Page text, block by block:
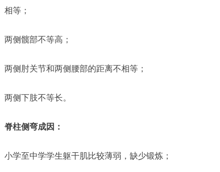
相等；
两侧髋部不等高；
两侧肘关节和两侧腰部的距离不相等；
两侧下肢不等长。
脊柱侧弯成因：
小学至中学学生躯干肌比较薄弱，缺少锻炼；